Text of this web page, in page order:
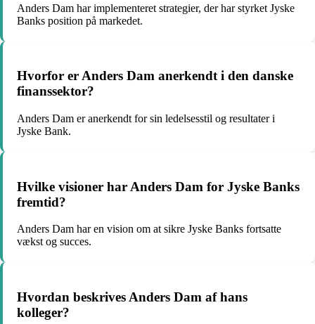
Anders Dam har implementeret strategier, der har styrket Jyske
Banks position på markedet.
Hvorfor er Anders Dam anerkendt i den danske
finanssektor?
Anders Dam er anerkendt for sin ledelsesstil og resultater i
Jyske Bank.
Hvilke visioner har Anders Dam for Jyske Banks
fremtid?
Anders Dam har en vision om at sikre Jyske Banks fortsatte
vækst og succes.
Hvordan beskrives Anders Dam af hans
kolleger?